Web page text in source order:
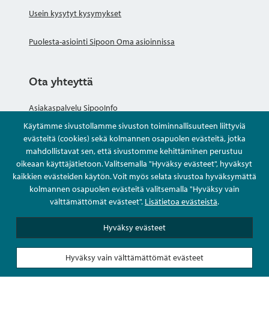
Käytämme sivustollamme sivuston toiminnallisuuteen liittyviä
evästeitä (cookies) sekä kolmannen osapuolen evästeitä, jotka
mahdollistavat sen, että sivustomme kehittäminen perustuu
oikeaan käyttäjätietoon. Valitsemalla "Hyväksy evästeet", hyväksyt
kaikkien evästeiden käytön. Voit myös selata sivustoa hyväksymättä
kolmannen osapuolen evästeitä valitsemalla "Hyväksy vain
välttämättömät evästeet". Lisätietoa evästeistä.
Hyväksy evästeet
Hyväksy vain välttämättömät evästeet
Usein kysytyt kysymykset
Puolesta-asiointi Sipoon Oma asioinnissa
Ota yhteyttä
Asiakaspalvelu SipooInfo
Anna palautetta nimettömästi
Kysy tai asioi
Yhteystiedot